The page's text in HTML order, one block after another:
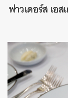
ฟาวเดอร์ส เอ